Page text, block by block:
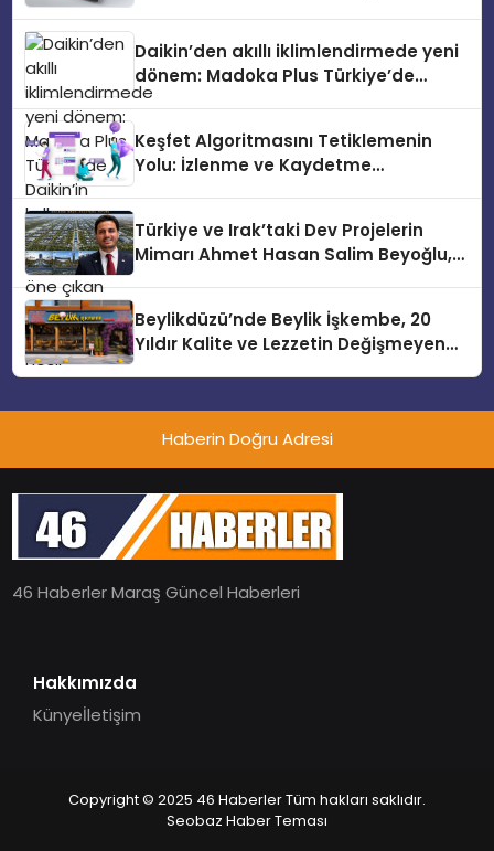
Daikin’den akıllı iklimlendirmede yeni
dönem: Madoka Plus Türkiye’de
Daikin’in kullanıcı dostu tasarımıyla
teknolojilerle donatılmış son modeli
VRV kontrol ünitesi Madoka Plus
Türkiye’de satışa sunuldu. Tam
dokunmatik ekranı, mobil uygulama
desteği ve akıllı sensör entegrasyonu
sayesinde iklimlendirme sistemlerinin
yönetimini daha kolay, konforlu ve
verimli hale getiriyor. Enerji
verimliliğini artırırken modern yaşam
Keşfet Algoritmasını Tetiklemenin
Yolu: İzlenme ve Kaydetme
Türkiye ve Irak’taki Dev Projelerin
Mimarı Ahmet Hasan Salim Beyoğlu,
Hayata Geçirecek
Beylikdüzü’nde Beylik İşkembe, 20
Yıldır Kalite ve Lezzetin Değişmeyen
Haberin Doğru Adresi
46 Haberler Maraş Güncel Haberleri
Hakkımızda
Künyeİletişim
Copyright © 2025 46 Haberler Tüm hakları saklıdır.
Seobaz Haber Teması